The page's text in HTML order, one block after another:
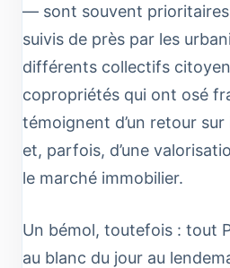
— sont souvent
suivis de près par les
différents collectifs
copropriétés qui ont osé
témoignent d’un retour
et, parfois, d’une
le marché immobilier.
Un bémol, toutefois : tout
au blanc du jour au